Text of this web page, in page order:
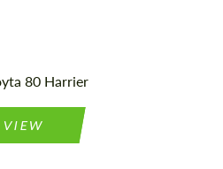
80 Harrier
VIEW
обработку
данных
обработку
данных